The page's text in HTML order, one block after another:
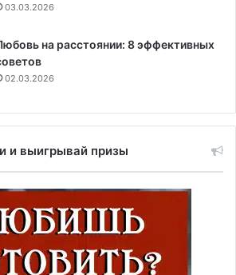
03.03.2026
на расстоянии: 8 эффективных
02.03.2026
и выигрывай призы